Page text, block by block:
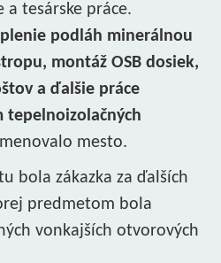
tesárske práce.
podláh minerálnou
montáž OSB dosiek,
a ďalšie práce
tepelnoizolačných
mesto.
bola zákazka za ďalších
predmetom bola
vonkajších otvorových